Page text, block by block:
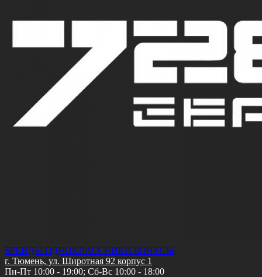
БРЕНДЫ ОДНОКЛАССНИКИ БОНУСЫ
г. Тюмень, ул. Широтная 92 корпус 1
Пн-Пт 10:00 - 19:00; Сб-Вс 10:00 - 18:00